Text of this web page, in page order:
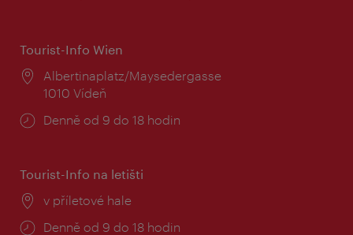
Tourist-Info Wien
Místo:
Albertinaplatz/Maysedergasse
1010 Vídeň
Provozní
Denně od 9 do 18 hodin
Tourist-Info na letišti
Místo:
v příletové hale
Provozní
Denně od 9 do 18 hodin